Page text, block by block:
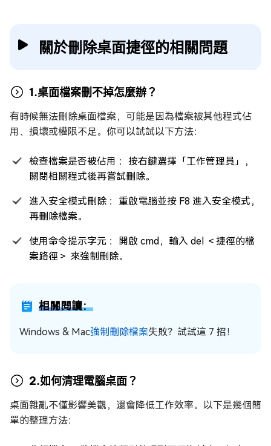
關於刪除桌面捷徑的相關問題
1.桌面檔案刪不掉怎麼辦？
有時候無法刪除桌面檔案，可能是因為檔案被其他程式佔
用、損壞或權限不足。你可以試試以下方法：
檢查檔案是否被佔用 ：按右鍵選擇「工作管理員」，
關閉相關程式後再嘗試刪除。
進入安全模式刪除 ：重啟電腦並按 F8 進入安全模式，
再刪除檔案。
使用命令提示字元 ：開啟 cmd，輸入 del ＜捷徑的檔
案路徑＞ 來強制刪除。
相關閱讀：
Windows & Mac強制刪除檔案失敗？試試這 7 招！
2.如何清理電腦桌面？
桌面雜亂不僅影響美觀，還會降低工作效率。以下是幾個簡
單的整理方法：